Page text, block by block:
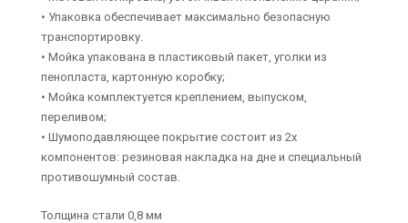
• Упаковка обеспечивает максимально безопасную
транспортировку.
• Мойка упакована в пластиковый пакет, уголки из
пенопласта, картонную коробку;
• Мойка комплектуется креплением, выпуском,
переливом;
• Шумоподавляющее покрытие состоит из 2х
компонентов: резиновая накладка на дне и специальный
противошумный состав.
Толщина стали 0,8 мм